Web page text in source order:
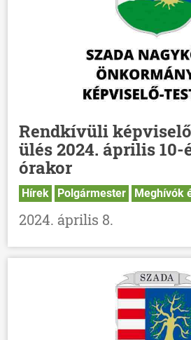
Rendkívüli
ülés 2024. április 10-
órakor
Hírek Polgármester Meghívók
2024. április 8.